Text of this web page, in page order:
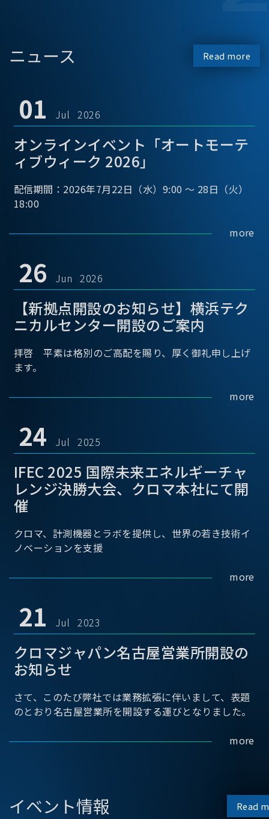
ニュース Read more
01 Jul 2026
オンラインイベント「オートモーテ
ィブウィーク 2026」
配信期間：2026年7月22日（水）9:00 ～ 28日（火）
18:00
more
26 Jun 2026
【新拠点開設のお知らせ】横浜テク
ニカルセンター開設のご案内
拝啓 平素は格別のご高配を賜り、厚く御礼申し上げ
ます。
more
24 Jul 2025
IFEC 2025 国際未来エネルギーチャ
レンジ決勝大会、クロマ本社にて開
催
クロマ、計測機器とラボを提供し、世界の若き技術イ
ノベーションを支援
more
21 Jul 2023
クロマジャパン名古屋営業所開設の
お知らせ
さて、このたび弊社では業務拡張に伴いまして、表題
のとおり名古屋営業所を開設する運びとなりました。
more
イベント情報 Read